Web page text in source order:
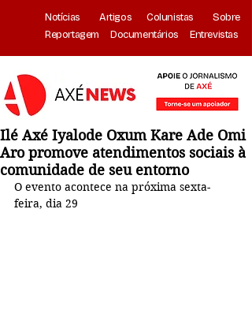
Notícias Artigos Colunistas
Sobre
Reportagem
Documentários Entrevistas
Ilé Axé Iyalode Oxum Kare Ade Omi
Aro promove atendimentos sociais à
comunidade de seu entorno
O evento acontece na próxima sexta-
feira, dia 29